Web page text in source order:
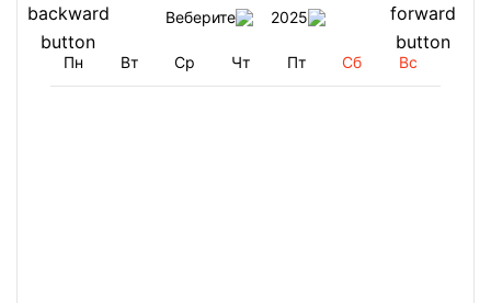
Веберите 2025
Пн Вт Ср Чт Пт Сб Вс